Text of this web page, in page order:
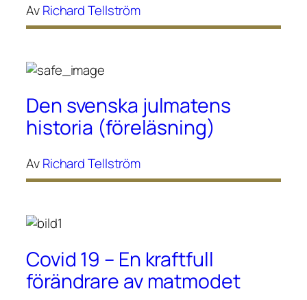
AvRichard Tellström
Den svenska julmatens
historia (föreläsning)
AvRichard Tellström
Covid 19 – En kraftfull
förändrare av matmodet